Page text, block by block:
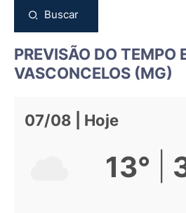
Buscar
PREVISÃO DO TEMPO
VASCONCELOS (MG)
07/08 | Hoje
13°